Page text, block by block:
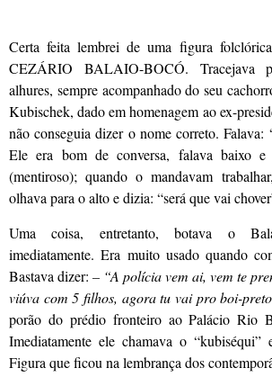
Certa feita lembrei de uma figura
CEZÁRIO BALAIO-BOCÓ. Tracejava
alhures, sempre acompanhado do seu
Kubischek, dado em homenagem ao ex-
não conseguia dizer o nome correto. Falava:
Ele era bom de conversa, falava baixo e
(mentiroso); quando o mandavam
olhava para o alto e dizia: “será que vai
Uma coisa, entretanto, botava o
imediatamente. Era muito usado quando
Bastava dizer: – “A polícia vem ai, vem te
viúva com 5 filhos, agora tu vai pro boi-preto
porão do prédio fronteiro ao Palácio Rio
Imediatamente ele chamava o “kubiséqui”
Figura que ficou na lembrança dos